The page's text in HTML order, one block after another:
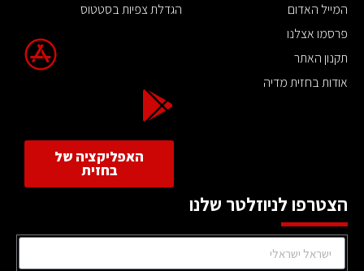
המייל האדום
פרסמו אצלנו
תקנון האתר
אודות בחזית מדיה
הגדלת צפיות בסטטוס
האפליקציה של
בחזית
הצטרפו לניוזלטר שלנו